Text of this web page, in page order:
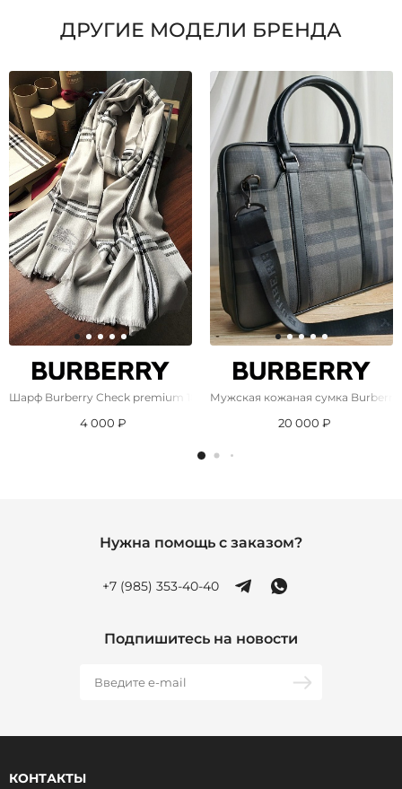
ДРУГИЕ МОДЕЛИ БРЕНДА
Шарф Burberry Check premium 182x71 см - Grey
4 000 ₽
Мужская кожаная сумка Burberry
20 000 ₽
Нужна помощь с заказом?
+7 (985) 353-40-40
Подпишитесь на новости
КОНТАКТЫ